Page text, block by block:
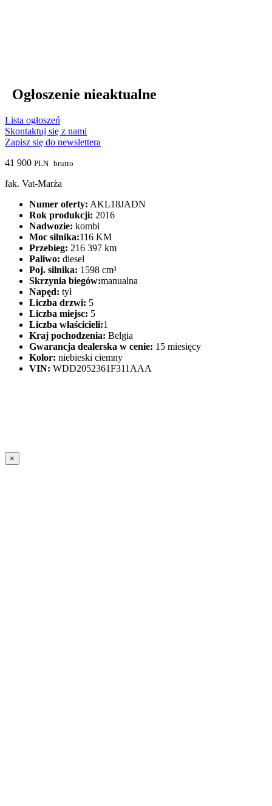
Ogłoszenie nieaktualne
Lista ogłoszeń
Skontaktuj się z nami
Zapisz się do newslettera
41 900 PLN brutto
fak. Vat-Marża
Numer oferty: AKL18JADN
Rok produkcji: 2016
Nadwozie: kombi
Moc silnika:116 KM
Przebieg: 216 397 km
Paliwo: diesel
Poj. silnika: 1598 cm³
Skrzynia biegów:manualna
Napęd: tył
Liczba drzwi: 5
Liczba miejsc: 5
Liczba właścicieli:1
Kraj pochodzenia: Belgia
Gwarancja dealerska w cenie: 15 miesięcy
Kolor: niebieski ciemny
VIN: WDD2052361F311AAA
×